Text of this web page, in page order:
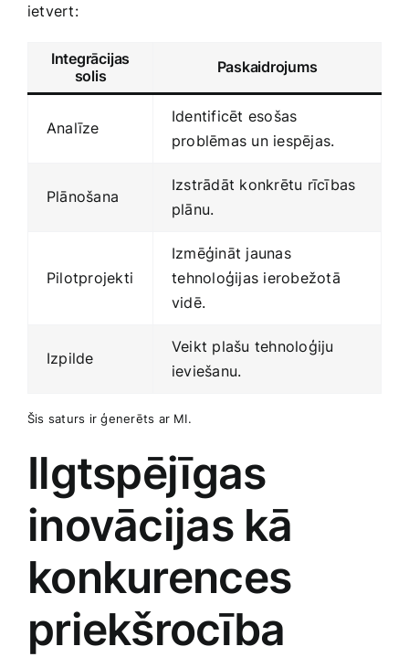
ietvert:
Integrācijas
solis
Paskaidrojums
Analīze
Identificēt esošas
problēmas un iespējas.
Plānošana
Izstrādāt konkrētu ​rīcības
plānu.
Pilotprojekti
Izmēģināt ​jaunas
⁣tehnoloģijas ierobežotā
vidē.
Izpilde
Veikt ‍plašu tehnoloģiju​
ieviešanu.
Šis saturs ir ģenerēts ar MI.
Ilgtspējīgas
inovācijas kā⁣
konkurences
priekšrocība